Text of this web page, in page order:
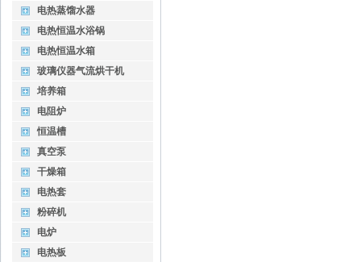
电热蒸馏水器
电热恒温水浴锅
电热恒温水箱
玻璃仪器气流烘干机
培养箱
电阻炉
恒温槽
真空泵
干燥箱
电热套
粉碎机
电炉
电热板